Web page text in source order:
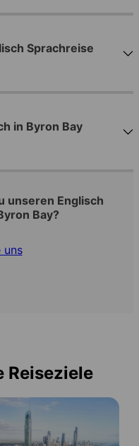
Sprachreise
in Byron Bay
unseren Englisch
Bay?
uns
Reiseziele